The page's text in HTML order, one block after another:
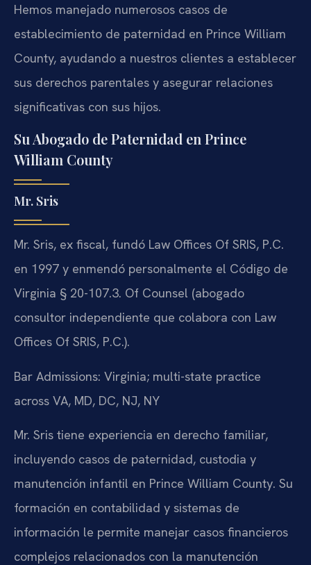
Hemos manejado numerosos casos de
establecimiento de paternidad en Prince William
County, ayudando a nuestros clientes a establecer
sus derechos parentales y asegurar relaciones
significativas con sus hijos.
Su Abogado de Paternidad en Prince
William County
Mr. Sris
Mr. Sris, ex fiscal, fundó Law Offices Of SRIS, P.C.
en 1997 y enmendó personalmente el Código de
Virginia § 20-107.3. Of Counsel (abogado
consultor independiente que colabora con Law
Offices Of SRIS, P.C.).
Bar Admissions: Virginia; multi-state practice
across VA, MD, DC, NJ, NY
Mr. Sris tiene experiencia en derecho familiar,
incluyendo casos de paternidad, custodia y
manutención infantil en Prince William County. Su
formación en contabilidad y sistemas de
información le permite manejar casos financieros
complejos relacionados con la manutención